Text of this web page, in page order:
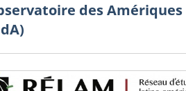
des Amériques